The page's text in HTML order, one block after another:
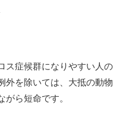
ス症候群になりやすい人の
外を除いては、大抵の動物
ら短命です。